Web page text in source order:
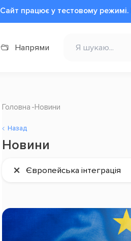
Сайт працює у тестовому режимі.
Напрями
Головна Новини
Назад
Новини
× Європейська інтеграція